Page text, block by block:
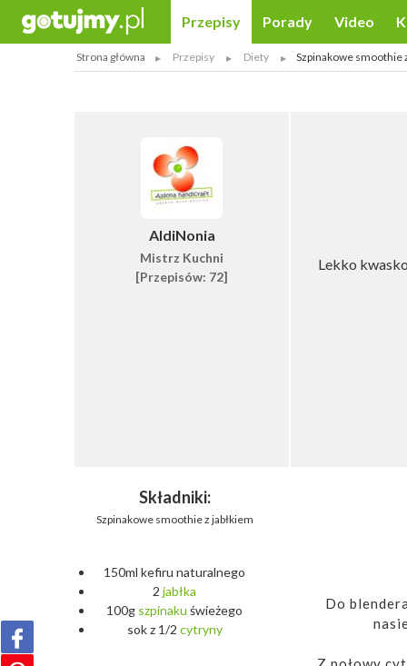
Przepisy Porady Video
Strona główna Przepisy Diety Szpinakowe smoothie
AldiNonia
Mistrz Kuchni
[Przepisów: 72]
Lekko
Składniki:
Szpinakowe smoothie z jabłkiem
150ml kefiru naturalnego
2 jabłka
100g szpinaku świeżego
sok z 1/2 cytryny
Do